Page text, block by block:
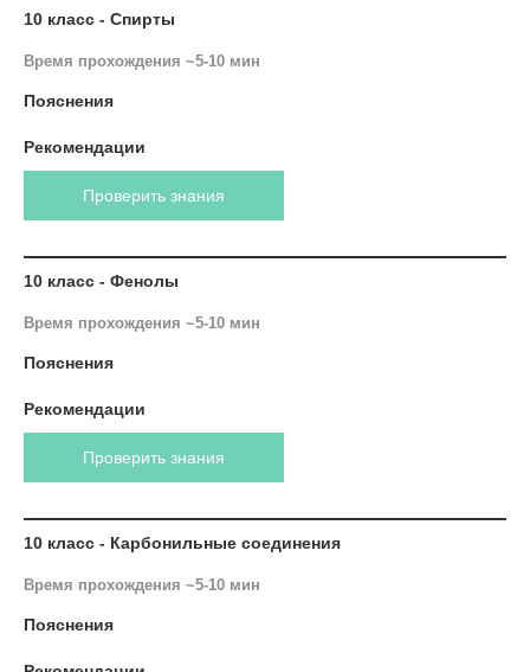
10 класс - Спирты
Время прохождения ~5-10 мин
Пояснения
Рекомендации
Проверить знания
10 класс - Фенолы
Время прохождения ~5-10 мин
Пояснения
Рекомендации
Проверить знания
10 класс - Карбонильные соединения
Время прохождения ~5-10 мин
Пояснения